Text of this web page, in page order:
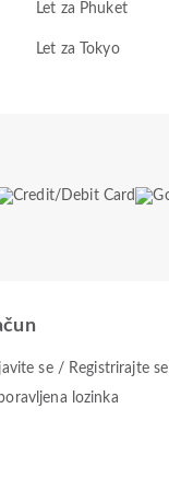
Let za Phuket
Let za Tokyo
se / Registrirajte se
lozinka